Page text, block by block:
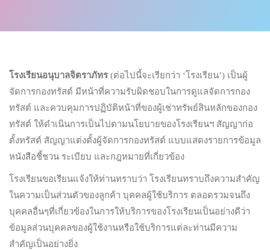
โรงเรียนอนุบาลจิตราภัทร(ต่อไปนี้จะเรียกว่า ‘โรงเรียน’) เป็นผู้
จัดการกองทรัสต์ มีหน้าที่ความรับผิดชอบในการดูแลจัดการกอง
ทรัสต์ และควบคุมการปฏิบัติหน้าที่ของผู้เช่าทรัพย์สินหลักของกอง
ทรัสต์ ให้ดำเนินการเป็นไปตามนโยบายของโรงเรียนฯ สัญญาก่อ
ตั้งทรัสต์ สัญญาแต่งตั้งผู้จัดการกองทรัสต์ แบบแสดงรายการข้อมูล
หนังสือชี้ชวน ระเบียบ และกฎหมายที่เกี่ยวข้อง
โรงเรียนขอเรียนแจ้งให้ท่านทราบว่า โรงเรียนทราบถึงความสำคัญ
ในความเป็นส่วนตัวของลูกค้า บุคคลผู้ใช้บริการ ตลอดรวมจนถึง
บุคคลอื่นๆที่เกี่ยวข้องในการให้บริการของโรงเรียนเป็นอย่างดีว่า
ข้อมูลส่วนบุคคลของผู้ใช้งานหรือใช้บริการแต่ละท่านมีความ
สำคัญเป็นอย่างยิ่ง